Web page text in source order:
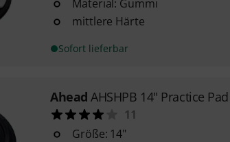
Material: Gummi
mittlere Härte
Sofort lieferbar
Ahead AHSHPB 14" Practice
11
Größe: 14"